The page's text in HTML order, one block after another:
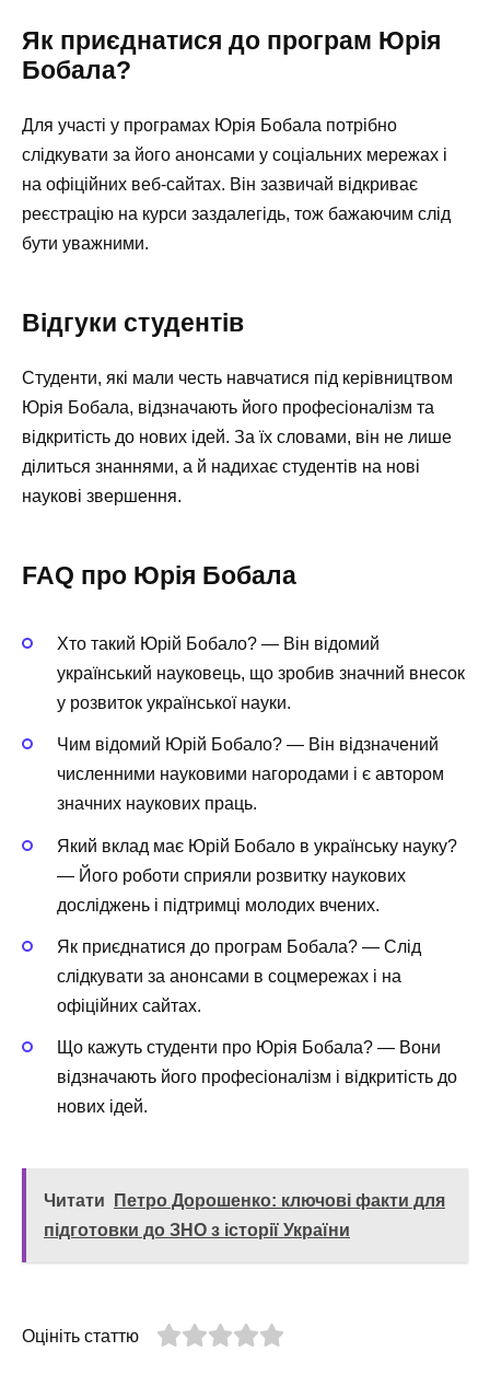
Як приєднатися до програм Юрія
Бобала?
Для участі у програмах Юрія Бобала потрібно
слідкувати за його анонсами у соціальних мережах і
на офіційних веб-сайтах. Він зазвичай відкриває
реєстрацію на курси заздалегідь, тож бажаючим слід
бути уважними.
Відгуки студентів
Студенти, які мали честь навчатися під керівництвом
Юрія Бобала, відзначають його професіоналізм та
відкритість до нових ідей. За їх словами, він не лише
ділиться знаннями, а й надихає студентів на нові
наукові звершення.
FAQ про Юрія Бобала
Хто такий Юрій Бобало? — Він відомий
український науковець, що зробив значний внесок
у розвиток української науки.
Чим відомий Юрій Бобало? — Він відзначений
численними науковими нагородами і є автором
значних наукових праць.
Який вклад має Юрій Бобало в українську науку?
— Його роботи сприяли розвитку наукових
досліджень і підтримці молодих вчених.
Як приєднатися до програм Бобала? — Слід
слідкувати за анонсами в соцмережах і на
офіційних сайтах.
Що кажуть студенти про Юрія Бобала? — Вони
відзначають його професіоналізм і відкритість до
нових ідей.
Читати
Петро Дорошенко: ключові факти для
підготовки до ЗНО з історії України
Оцініть статтю